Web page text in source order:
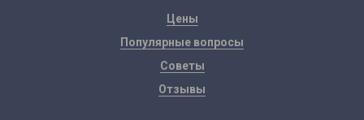
Цены
Популярные вопросы
Советы
Отзывы